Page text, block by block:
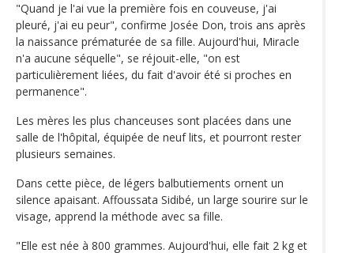
"Quand je l'ai vue la première fois en couveuse, j'ai
pleuré, j'ai eu peur", confirme Josée Don, trois ans après
la naissance prématurée de sa fille. Aujourd'hui, Miracle
n'a aucune séquelle", se réjouit-elle, "on est
particulièrement liées, du fait d'avoir été si proches en
permanence".
Les mères les plus chanceuses sont placées dans une
salle de l'hôpital, équipée de neuf lits, et pourront rester
plusieurs semaines.
Dans cette pièce, de légers balbutiements ornent un
silence apaisant. Affoussata Sidibé, un large sourire sur le
visage, apprend la méthode avec sa fille.
"Elle est née à 800 grammes. Aujourd'hui, elle fait 2 kg et